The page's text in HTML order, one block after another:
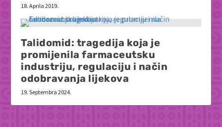
18. Aprila 2019.
Talidomid: tragedija koja je
promijenila farmaceutsku
industriju, regulaciju i način
odobravanja lijekova
19. Septembra 2024.